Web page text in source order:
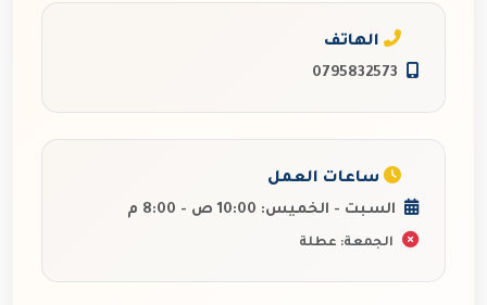
الهاتف
ساعات العمل
السبت - الخميس: 10:00 ص - 8:00 م
الجمعة: عطلة